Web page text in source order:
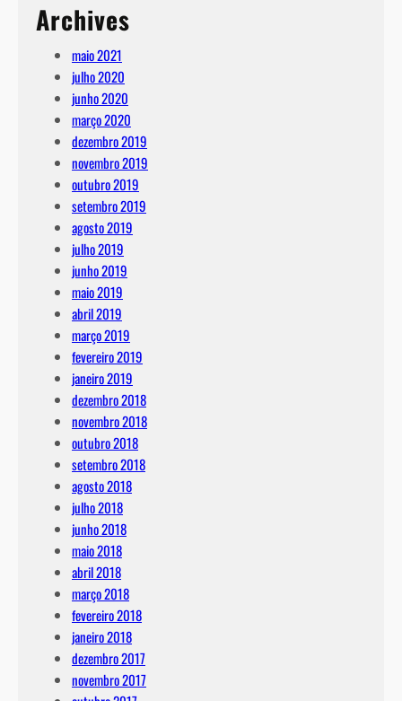
Archives
maio 2021
julho 2020
junho 2020
março 2020
dezembro 2019
novembro 2019
outubro 2019
setembro 2019
agosto 2019
julho 2019
junho 2019
maio 2019
abril 2019
março 2019
fevereiro 2019
janeiro 2019
dezembro 2018
novembro 2018
outubro 2018
setembro 2018
agosto 2018
julho 2018
junho 2018
maio 2018
abril 2018
março 2018
fevereiro 2018
janeiro 2018
dezembro 2017
novembro 2017